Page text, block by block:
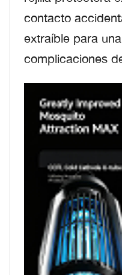
contacto
extraíble para
complicaciones